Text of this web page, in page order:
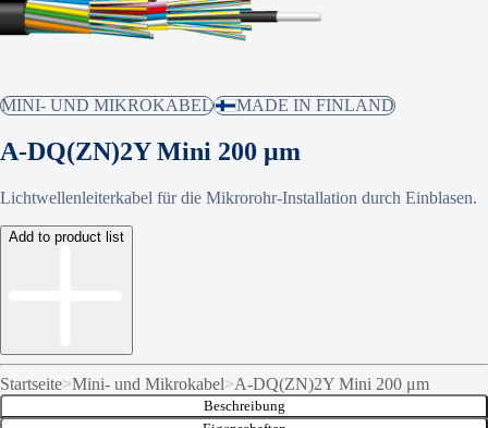
MINI- UND MIKROKABEL MADE IN FINLAND
A-DQ(ZN)2Y Mini 200 μm
Lichtwellenleiterkabel für die Mikrorohr-Installation durch Einblasen.
Add to product list
Startseite>Mini- und Mikrokabel>A-DQ(ZN)2Y Mini 200 μm
Beschreibung